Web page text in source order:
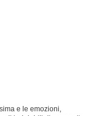
e le emozioni,